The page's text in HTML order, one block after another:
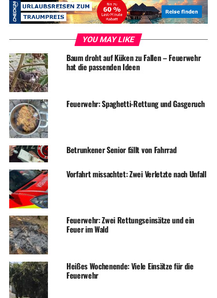
YOU MAY LIKE
Baum droht auf Küken zu Fallen – Feuerwehr
hat die passenden Ideen
Feuerwehr: Spaghetti-Rettung und Gasgeruch
Betrunkener Senior fällt von Fahrrad
Vorfahrt missachtet: Zwei Verletzte nach Unfall
Feuerwehr: Zwei Rettungseinsätze und ein
Feuer im Wald
Heißes Wochenende: Viele Einsätze für die
Feuerwehr